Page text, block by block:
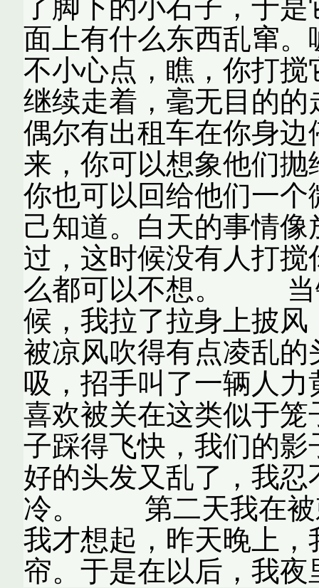
了脚下的小石子，于
面上有什么东西乱窜
不小心点，瞧，你打
继续走着，毫无目的
偶尔有出租车在你身
来，你可以想象他们
你也可以回给他们一
己知道。白天的事情
过，这时候没有人打
么都可以不想。 当
候，我拉了拉身上披
被凉风吹得有点凌乱
吸，招手叫了一辆人
喜欢被关在这类似于
子踩得飞快，我们的
好的头发又乱了，我
冷。 第二天我在被
我才想起，昨天晚上
帘。于是在以后，我